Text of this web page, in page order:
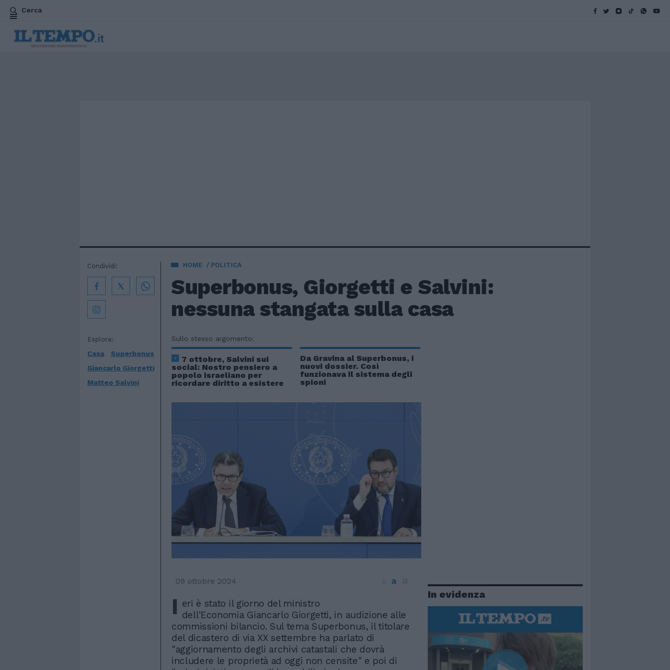
Cerca
HOME POLITICA
Superbonus, Giorgetti e Salvini:
nessuna stangata sulla casa
Esplora:
Casa
Superbonus
Giancarlo Giorgetti
Matteo Salvini
Condividi:
Sullo stesso argomento:
7 ottobre, Salvini sui
social: Nostro pensiero a
popolo israeliano per
ricordare diritto a esistere
Da Gravina al Superbonus, i
nuovi dossier. Così
funzionava il sistema degli
spioni
09 ottobre 2024 a
I eri è stato il giorno del ministro
dell'Economia Giancarlo Giorgetti, in audizione alle
commissioni bilancio. Sul tema Superbonus, il titolare
del dicastero di via XX settembre ha parlato di
"aggiornamento degli archivi catastali che dovrà
includere le proprietà ad oggi non censite" e poi di
In evidenza